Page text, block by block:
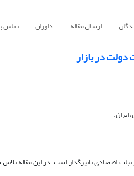
ارسال مقاله داوران تماس
در بازار
ایران.
اقتصادی تاثیرگذار است. در این مقاله